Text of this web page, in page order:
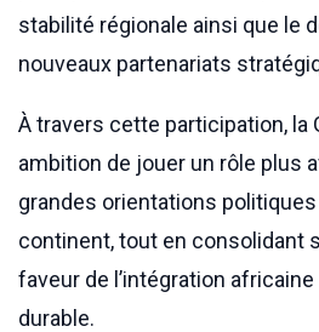
stabilité régionale ainsi que le
nouveaux partenariats
À travers cette participation, la
ambition de jouer un rôle plus
grandes orientations
continent, tout en consolidant
faveur de l’intégration
durable.